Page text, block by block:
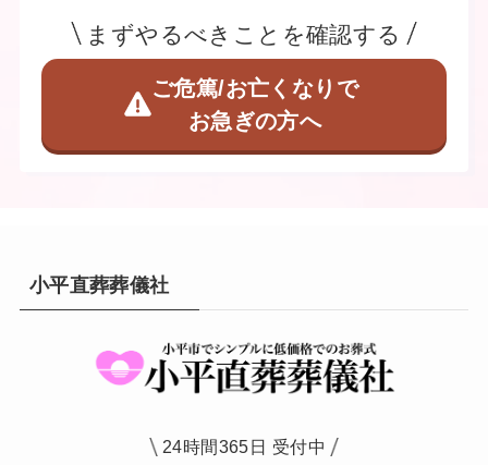
まずやるべきことを確認する
ご危篤/お亡くなりで
お急ぎの方へ
小平直葬葬儀社
24時間365日 受付中